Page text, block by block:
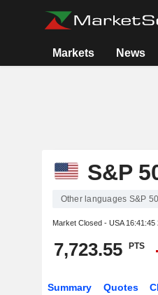
Markets News
S&P
Other languages S&P
Market Closed - USA 16:41:45
7,723.55 PTS
Summary Quotes